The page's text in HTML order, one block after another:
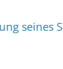
seines